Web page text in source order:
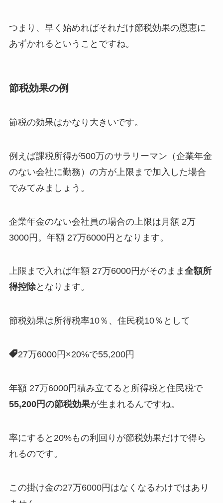
つまり、 早く始めればそれだけ節税効果の恩恵に
あずかれる ということですね。
節税効果の例
節税の効果はかなり大きいです。
例えば課税所得が500万のサラリーマン（企業年金
のない会社に勤務）の方が上限まで加入した場合
でみてみましょう。
企業年金のない会社員の場合の上限は月額 2万
3000円。年額 27万6000円となります。
上限まで入れば年額 27万6000円がそのまま 全額所
得控除となります。
節税効果は所得税率10％、住民税10％として
27万6000円×20%で55,200円
年額 27万6000円積み立てると所得税と住民税で
55,200円の節税効果が生まれるんですね。
率にすると 20%もの利回りが節税効果だけで得ら
れるのです。
この掛け金の27万6000円はなくなるわけではあり